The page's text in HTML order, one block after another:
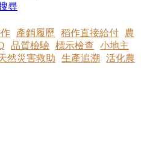
尋
產銷履歷 稻作直接給付
農
品質檢驗 標示檢查
小地主
然災害救助 生產追溯
活化農